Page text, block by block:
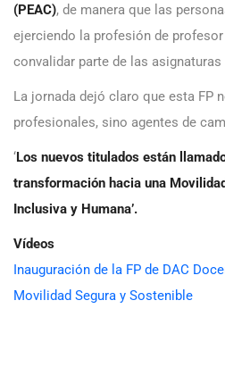
(PEAC), de manera que las
ejerciendo la profesión de
convalidar parte de las asignaturas
La jornada dejó claro que esta FP
profesionales, sino agentes de
‘Los nuevos titulados están
transformación hacia una
Inclusiva y Humana’.
Vídeos
Inauguración de la FP de DAC
Movilidad Segura y Sostenible